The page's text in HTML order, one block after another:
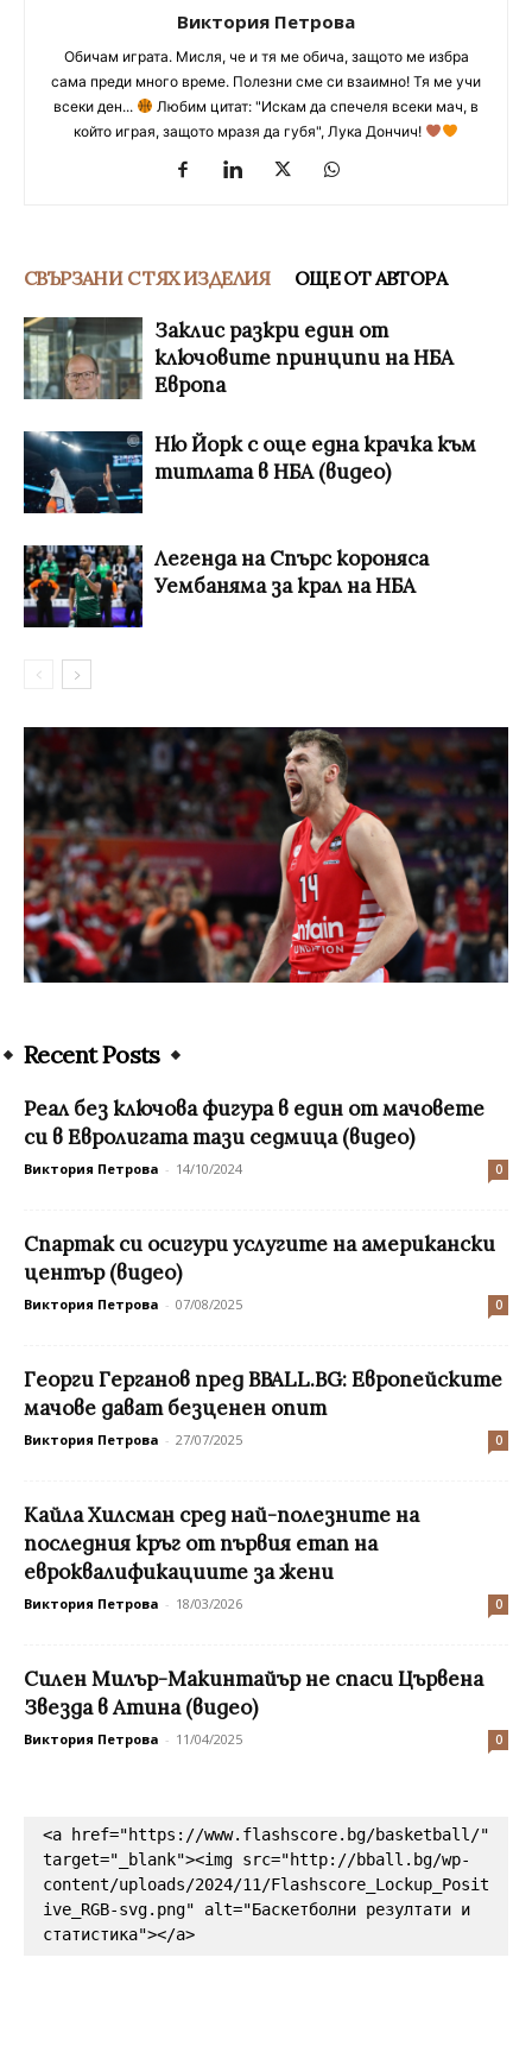
Виктория Петрова
Обичам играта. Мисля, че и тя ме обича, защото ме избра
сама преди много време. Полезни сме си взаимно! Тя ме учи
всеки ден...
Любим цитат: "Искам да спечеля всеки мач, в
който играя, защото мразя да губя", Лука Дончич!
СВЪРЗАНИ С ТЯХ ИЗДЕЛИЯ ОЩЕ ОТ АВТОРА
Заклис разкри един от
ключовите принципи на НБА
Европа
Ню Йорк с още една крачка към
титлата в НБА (видео)
Легенда на Спърс короняса
Уембаняма за крал на НБА
Recent Posts
Реал без ключова фигура в един от мачовете
си в Евролигата тази седмица (видео)
Виктория Петрова - 14/10/2024 0
Спартак си осигури услугите на американски
център (видео)
Виктория Петрова - 07/08/2025 0
Георги Герганов пред BBALL.BG: Европейските
мачове дават безценен опит
Виктория Петрова - 27/07/2025 0
Кайла Хилсман сред най-полезните на
последния кръг от първия етап на
евроквалификациите за жени
Виктория Петрова - 18/03/2026 0
Силен Милър-Макинтайър не спаси Цървена
Звезда в Атина (видео)
Виктория Петрова - 11/04/2025 0
<a href="https://www.flashscore.bg/basketball/"
target="_blank"><img src="http://bball.bg/wp-
content/uploads/2024/11/Flashscore_Lockup_Posit
ive_RGB-svg.png" alt="Баскетболни резултати и
статистика"></a>